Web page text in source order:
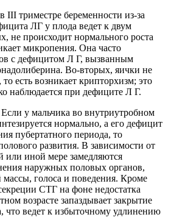
III триместре беременности из-за
ЛГ у плода ведет к двум
не происходит нормального роста
микропения. Она часто
с дефицитом Л Г, вызванным
Во-вторых, яички не
есть возникает крипторхизм; это
наблюдается при дефиците Л Г.
Если у мальчика во внутриутробном
нормально, а его дефицит
пубертатного периода, то
развития. В зависимости от
или иной мере замедляются
наружных половых органов,
голоса и поведения. Кроме
СТГ на фоне недостатка
возрасте запаздывает закрытие
что ведет к избыточному удлинению